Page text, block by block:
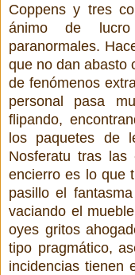
Coppens y tres
ánimo de lucro
paranormales.
que no dan abasto
de fenómenos
personal pasa
flipando,
los paquetes de
Nosferatu tras
encierro es lo que
pasillo el
vaciando el
oyes gritos
tipo pragmático,
incidencias tienen